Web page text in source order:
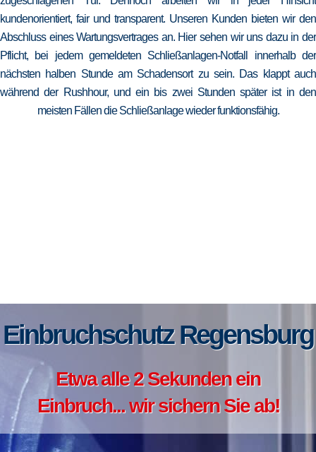
kundenorientiert, fair und transparent. Unseren Kunden bieten wir den
Abschluss eines Wartungsvertrages an. Hier sehen wir uns dazu in der
Pflicht, bei jedem gemeldeten Schließanlagen-Notfall innerhalb der
nächsten halben Stunde am Schadensort zu sein. Das klappt auch
während der Rushhour, und ein bis zwei Stunden später ist in den
meisten Fällen die Schließanlage wieder funktionsfähig.
Einbruchschutz Regensburg
Etwa alle 2 Sekunden ein
Einbruch... wir sichern Sie ab!